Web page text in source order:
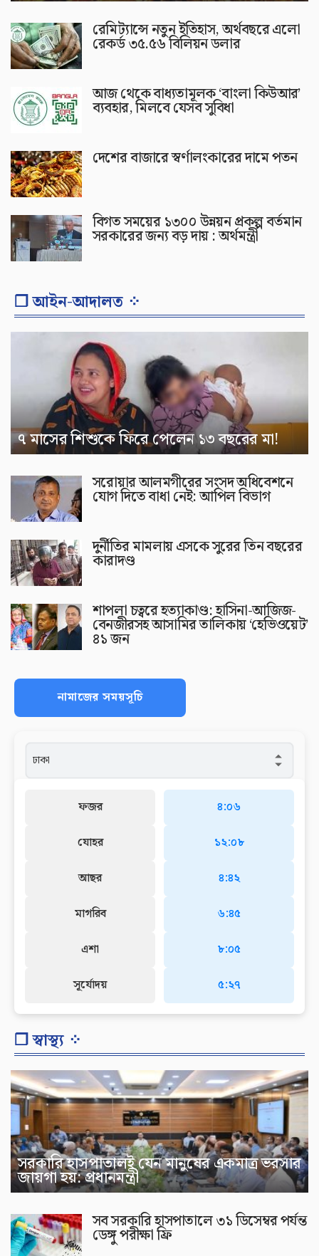
রেমিট্যান্সে নতুন ইতিহাস, অর্থবছরে এলো
রেকর্ড ৩৫.৫৬ বিলিয়ন ডলার
আজ থেকে বাধ্যতামূলক ‘বাংলা কিউআর’
ব্যবহার, মিলবে যেসব সুবিধা
দেশের বাজারে স্বর্ণালংকারের দামে পতন
বিগত সময়ের ১৩০০ উন্নয়ন প্রকল্প বর্তমান
সরকারের জন্য বড় দায় : অর্থমন্ত্রী
❐ আইন-আদালত ⁘
৭ মাসের শিশুকে ফিরে পেলেন ১৩ বছরের মা!
সরোয়ার আলমগীরের সংসদ অধিবেশনে
যোগ দিতে বাধা নেই: আপিল বিভাগ
দুর্নীতির মামলায় এসকে সুরের তিন বছরের
কারাদণ্ড
শাপলা চত্বরে হত্যাকাণ্ড: হাসিনা-আজিজ-
বেনজীরসহ আসামির তালিকায় ‘হেভিওয়েট’
৪১ জন
নামাজের সময়সূচি
ফজর
যোহর
আছর
মাগরিব
এশা
সূর্যোদয়
৪:০৬
১২:০৮
৪:৪২
৬:৪৫
৮:০৫
৫:২৭
❐ স্বাস্থ্য ⁘
সরকারি হাসপাতালই যেন মানুষের একমাত্র ভরসার
জায়গা হয়: প্রধানমন্ত্রী
সব সরকারি হাসপাতালে ৩১ ডিসেম্বর পর্যন্ত
ডেঙ্গু পরীক্ষা ফ্রি